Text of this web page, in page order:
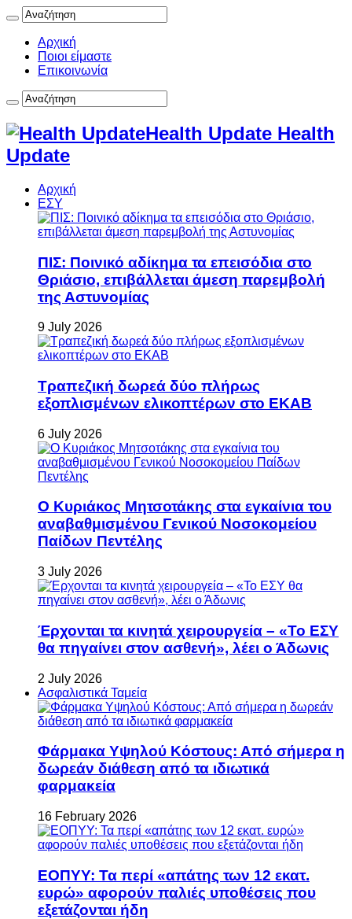
Αρχική
Ποιοι είμαστε
Επικοινωνία
Health Update Health
Update
Αρχική
ΕΣΥ
ΠΙΣ: Ποινικό αδίκημα τα επεισόδια στο
Θριάσιο, επιβάλλεται άμεση παρεμβολή
της Αστυνομίας
9 July 2026
Τραπεζική δωρεά δύο πλήρως
εξοπλισμένων ελικοπτέρων στο ΕΚΑΒ
6 July 2026
Ο Κυριάκος Μητσοτάκης στα εγκαίνια του
αναβαθμισμένου Γενικού Νοσοκομείου
Παίδων Πεντέλης
3 July 2026
Έρχονται τα κινητά χειρουργεία – «Το ΕΣΥ
θα πηγαίνει στον ασθενή», λέει ο Άδωνις
2 July 2026
Ασφαλιστικά Ταμεία
Φάρμακα Υψηλού Κόστους: Από σήμερα η
δωρεάν διάθεση από τα ιδιωτικά
φαρμακεία
16 February 2026
ΕΟΠΥΥ: Τα περί «απάτης των 12 εκατ.
ευρώ» αφορούν παλιές υποθέσεις που
εξετάζονται ήδη